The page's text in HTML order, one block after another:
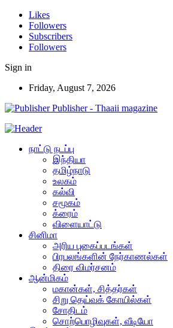
Likes
Followers
Subscribers
Followers
Sign in
Friday, August 7, 2026
Publisher - Thaaii magazine
நாட்டு நடப்பு
இந்தியா
தமிழ்நாடு
உலகம்
கல்வி
சமூகம்
க்ரைம்
விளையாட்டு
சினிமா
அரிய புகைப்படங்கள்
பிரபலங்களின் நேர்காணல்கள்
திரை விமர்சனம்
ஆன்மிகம்
மகான்கள், சித்தர்கள்
சிறு தெய்வக் கோயில்கள்
சோதிடம்
சொற்பொழிவுகள், வீடியோ